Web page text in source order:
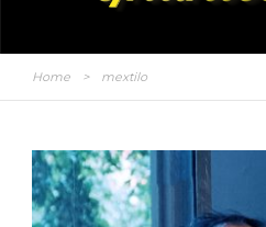
Home > mextilo